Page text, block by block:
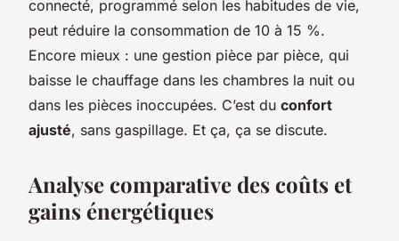
connecté, programmé selon les habitudes de vie,
peut réduire la consommation de 10 à 15 %.
Encore mieux : une gestion pièce par pièce, qui
baisse le chauffage dans les chambres la nuit ou
dans les pièces inoccupées. C’est du confort
ajusté, sans gaspillage. Et ça, ça se discute.
Analyse comparative des coûts et
gains énergétiques